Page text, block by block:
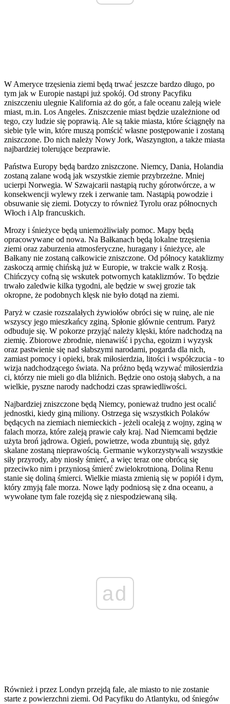
W Ameryce trzęsienia ziemi będą trwać jeszcze bardzo długo, po
tym jak w Europie nastąpi już spokój. Od strony Pacyfiku
zniszczeniu ulegnie Kalifornia aż do gór, a fale oce­anu zaleją wiele
miast, m.in. Los Angeles. Zniszczenie miast będzie uzależnione od
tego, czy ludzie się poprawią. Ale są takie miasta, które ściągnęły na
siebie tyle win, które muszą pomścić własne postępowanie i zostaną
zniszczone. Do nich należy Nowy Jork, Waszyngton, a także miasta
najbardziej to­lerujące bezprawie.
Państwa Europy będą bardzo zniszczone. Niemcy, Dania, Holandia
zostaną zalane wodą jak wszystkie ziemie przy­brzeżne. Mniej
ucierpi Norwegia. W Szwajcarii nastąpią ru­chy górotwórcze, a w
konsekwencji wylewy rzek i zerwanie tam. Nastąpią powodzie i
obsuwanie się ziemi. Dotyczy to również Tyrolu oraz północnych
Włoch i Alp francuskich.
Mrozy i śnieżyce będą uniemożliwiały pomoc. Mapy będą
opracowywane od nowa. Na Bałkanach będą lokalne trzęsie­nia
ziemi oraz zaburzenia atmosferyczne, huragany i śnieżyce, ale
Bałkany nie zostaną całkowicie zniszczone. Od północy kataklizmy
zaskoczą armię chińską już w Europie, w trakcie walk z Rosją.
Chińczycy cofną się wskutek potwornych kata­klizmów. To będzie
trwało zaledwie kilka tygodni, ale będzie w swej grozie tak
okropne, że podobnych klęsk nie było do­tąd na ziemi.
Paryż w czasie rozszalałych żywiołów obróci się w ruinę, ale nie
wszyscy jego mieszkańcy zginą. Spłonie głównie cen­trum. Paryż
odbuduje się. W pokorze przyjąć należy klęski, które nadchodzą na
zie­mię. Zbiorowe zbrodnie, nienawiść i pycha, egoizm i wyzysk
oraz pastwienie się nad słabszymi narodami, pogarda dla nich,
zamiast pomocy i opieki, brak miłosierdzia, litości i współczu­cia - to
wizja nadchodzącego świata. Na próżno będą wzywać miłosierdzia
ci, którzy nie mieli go dla bliźnich. Będzie ono ostoją słabych, a na
wielkie, pyszne narody nadchodzi czas sprawiedliwości.
Najbardziej zniszczone będą Niemcy, ponieważ trudno jest ocalić
jednostki, kiedy giną miliony. Ostrzega się wszyst­kich Polaków
będących na ziemiach niemieckich - jeżeli ocaleją z wojny, zginą w
falach morza, które zaleją prawie cały kraj. Nad Niemcami będzie
użyta broń jądrowa. Ogień, powietrze, woda zbuntują się, gdyż
skalane zostaną niepra­wością. Germanie wykorzystywali wszystkie
siły przyrody, aby niosły śmierć, a więc teraz one obrócą się
przeciwko nim i przyniosą śmierć zwielokrotnioną. Dolina Renu
stanie się doliną śmierci. Wielkie miasta zmienią się w popiół i dym,
który zmyją fale morza. Nowe lądy podniosą się z dna oceanu, a
wywołane tym fale rozejdą się z niespodziewaną siłą.
ad
Również i przez Londyn przejdą fale, ale miasto to nie zosta­nie
starte z powierzchni ziemi. Od Pacyfiku do Atlantyku, od śniegów